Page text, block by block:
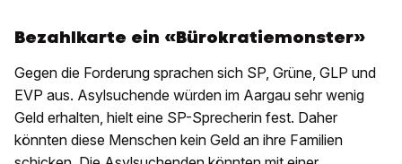
Bezahlkarte ein «Bürokratiemonster»
Gegen die Forderung sprachen sich SP, Grüne, GLP und
EVP aus. Asylsuchende würden im Aargau sehr wenig
Geld erhalten, hielt eine SP-Sprecherin fest. Daher
könnten diese Menschen kein Geld an ihre Familien